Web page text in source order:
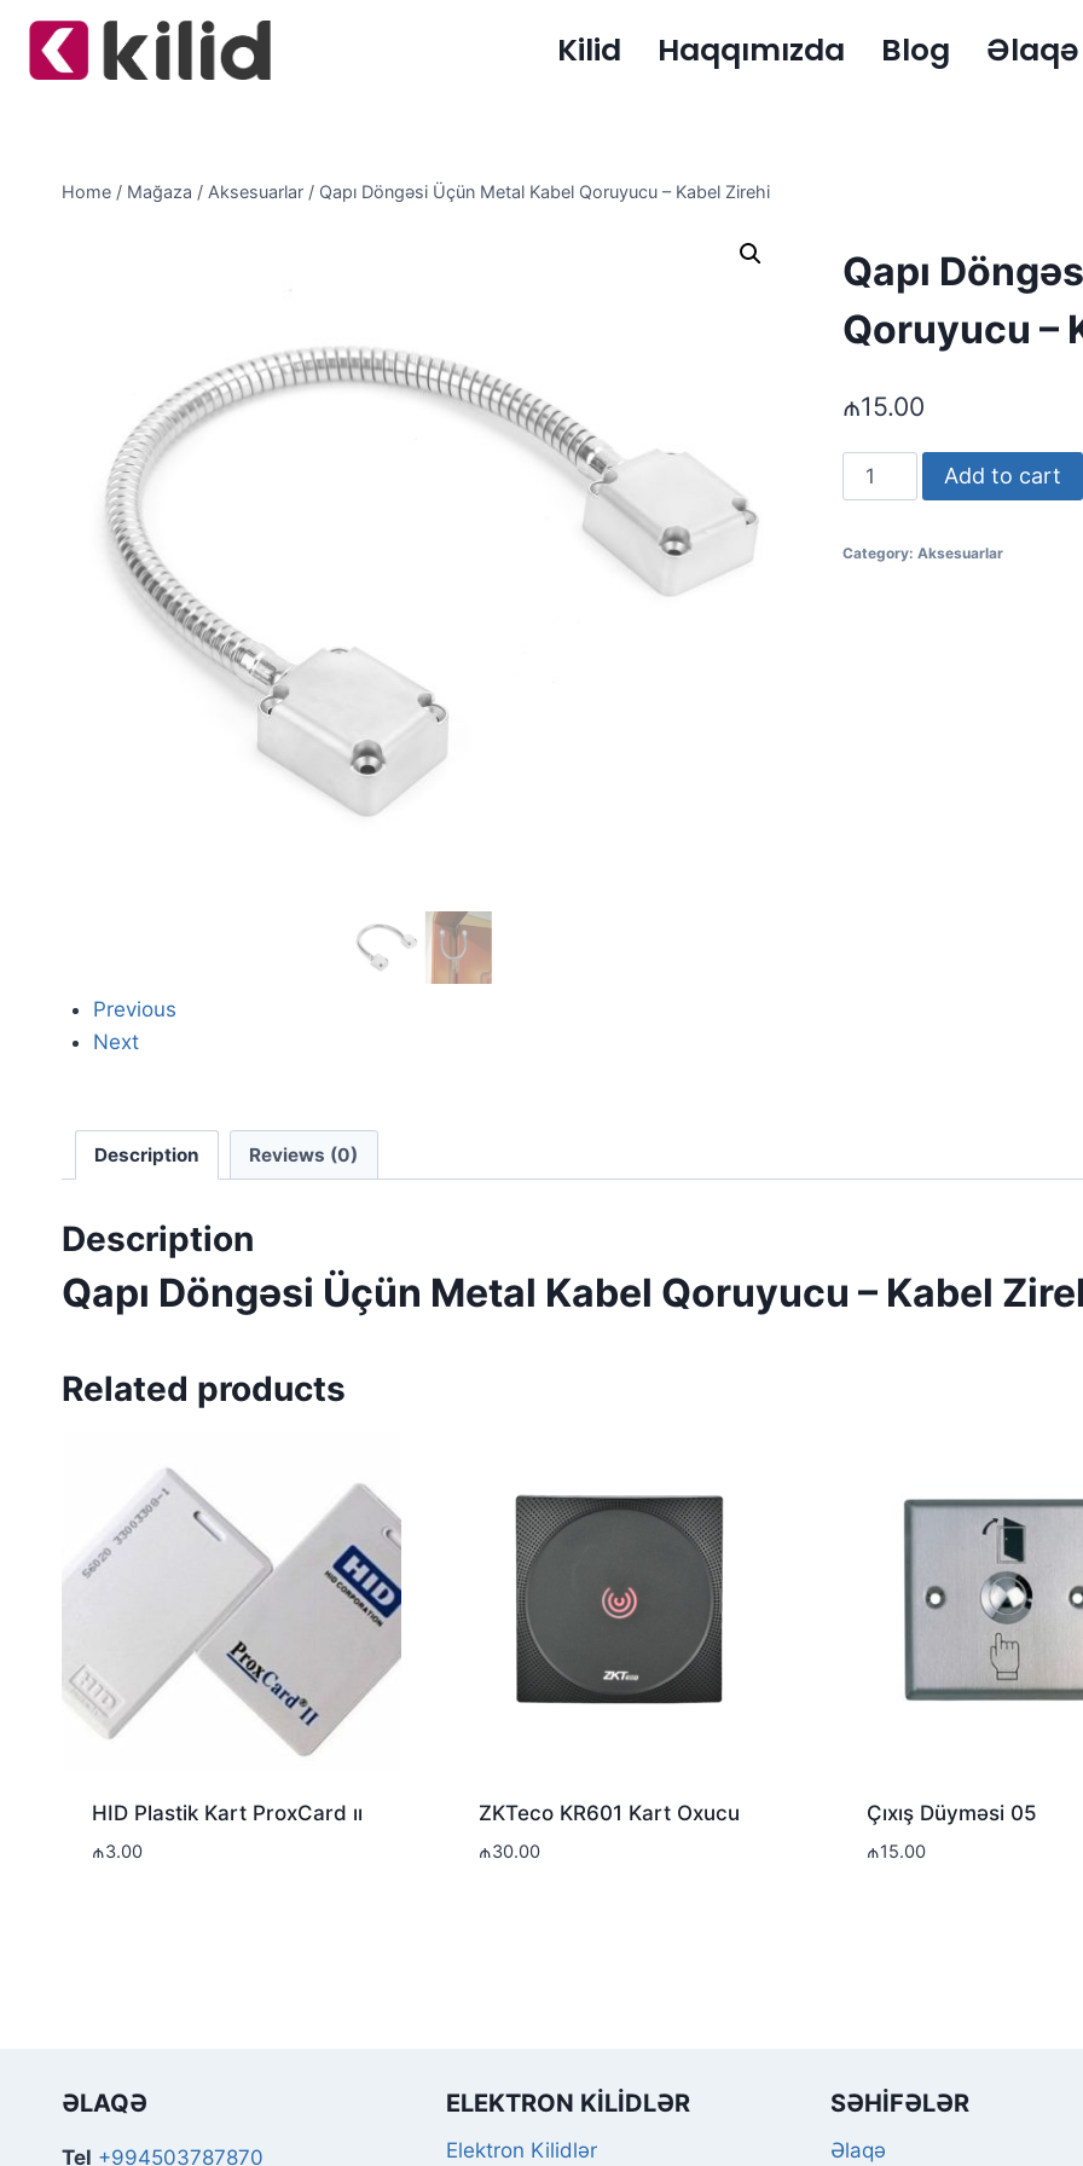
Skip
content
Kilid Haqqımızda Blog Əlaqə
Home / Mağaza / Aksesuarlar / Qapı Döngəsi Üçün Metal Kabel Qoruyucu – Kabel Zirehi
Previous
Next
Qapı
Qoruyucu –
₼15.00
Qapı
Döngəsi
Metal
Add to cart
Category: Aksesuarlar
Description Reviews (0)
Description
Qapı Döngəsi Üçün Metal Kabel Qoruyucu – Kabel
Related products
HID Plastik Kart ProxCard ıı
₼3.00
ZKTeco KR601 Kart Oxucu
₼30.00
Çıxış Düyməsi 05
₼15.00
ƏLAQƏ
Tel +994503787870
ELEKTRON KILIDLƏR
Elektron Kilidlər
SƏHIFƏLƏR
Əlaqə